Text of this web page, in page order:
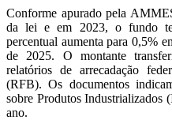
Conforme apurado pela
da lei e em 2023, o fundo
percentual aumenta para 0,5%
de 2025. O montante
relatórios de arrecadação
(RFB). Os documentos
sobre Produtos Industrializados
ano.